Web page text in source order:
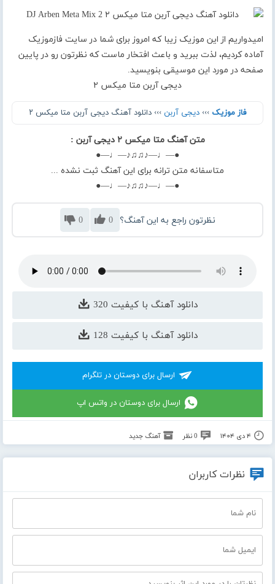
امیدواریم از این موزیک زیبا که امروز برای شما در سایت فازموزیک
آماده کردیم، لذت ببرید و باعث افتخار ماست که نظرتون رو در پایین
صفحه در مورد این موسیقی بنویسید.
دیجی آربن متا میکس ۲
فاز موزیک ›››دیجی آربن ››› دانلود آهنگ دیجی آربن متا میکس ۲
متن آهنگ متا میکس ۲ دیجی آربن :
●—♩—♪♫♫♪—♩—●
متاسفانه متن ترانه برای این آهنگ ثبت نشده ...
●—♩—♪♫♫♪—♩—●
نظرتون راجع به این آهنگ؟ 0
0
دانلود آهنگ با کیفیت 320
دانلود آهنگ با کیفیت 128
ارسال برای دوستان در تلگرام
ارسال برای دوستان در واتس اپ
۴ دی ۱۴۰۴ 0 نظر آهنگ جدید
نظرات کاربران